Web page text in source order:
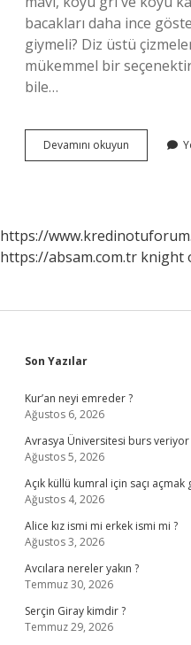
bacakları daha ince
giymeli? Diz üstü
mükemmel bir
bile…
Devamını okuyun Bacakları
Kalın
https://
https://absam.com.tr knight
Sidebar
Son Yazılar
Kur’an neyi emreder ?
Ağustos 6, 2026
Avrasya Üniversitesi burs veriyor
Ağustos 5, 2026
Açık küllü kumral için saçı açmak
Ağustos 4, 2026
Alice kız ismi mi erkek ismi mi ?
Ağustos 3, 2026
Avcılara nereler yakın ?
Temmuz 30, 2026
Serçin Giray kimdir ?
Temmuz 29, 2026